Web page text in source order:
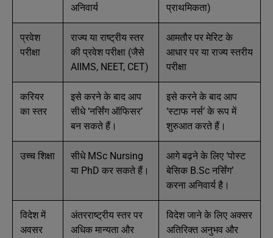
अनिवार्य
प्राथमिकता)
प्रवेश
परीक्षा
राज्य या राष्ट्रीय स्तर
की प्रवेश परीक्षा (जैसे
AIIMS, NEET, CET)
आमतौर पर मेरिट के
आधार पर या राज्य स्तरीय
परीक्षा
करियर
का स्तर
इसे करने के बाद आप
सीधे ‘नर्सिंग ऑफिसर’
बन सकते हैं।
इसे करने के बाद आप
‘स्टाफ नर्स’ के रूप में
शुरुआत करते हैं।
उच्च शिक्षा
सीधे MSc Nursing
या PhD कर सकते हैं।
आगे बढ़ने के लिए ‘पोस्ट
बेसिक B.Sc नर्सिंग’
करना अनिवार्य है।
विदेश में
अवसर
अंतरराष्ट्रीय स्तर पर
अधिक मान्यता और
विदेश जाने के लिए अक्सर
अतिरिक्त अनुभव और